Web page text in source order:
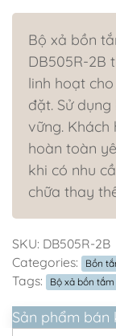
Bộ xả bồn
DB505R-2B
linh hoạt
đặt. Sử dụng
vững. Khách
hoàn toàn
khi có nhu
chữa thay
SKU: DB505R-2B
Categories:
Bồn
Tags: Bộ xả bồn tắm
Sản phẩm bán